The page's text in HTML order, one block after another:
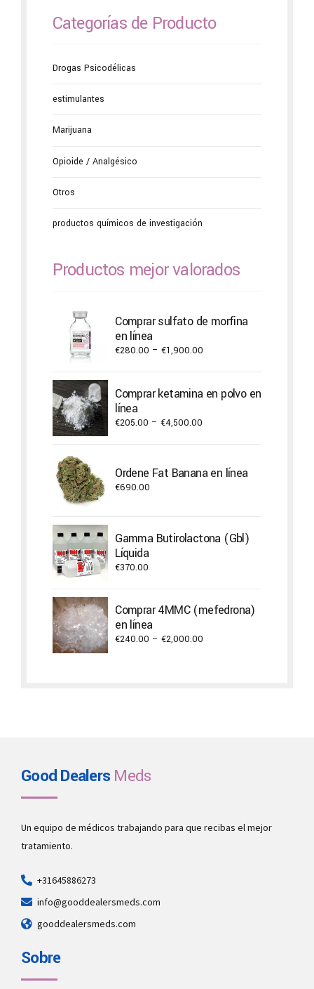
Categorías de Producto
Drogas Psicodélicas
estimulantes
Marijuana
Opioide / Analgésico
Otros
productos químicos de investigación
Productos mejor valorados
Comprar sulfato de morfina
en línea
€280.00 – €1,900.00
through
Comprar ketamina en polvo en
línea
€205.00 – €4,500.00
through
€4,500.00
Ordene Fat Banana en línea
€690.00
Gamma Butirolactona (Gbl)
Líquida
€370.00
Comprar 4MMC (mefedrona)
en línea
€240.00 – €2,000.00
Good DealersMeds
Un equipo de médicos trabajando para que recibas el mejor
tratamiento.
+31645886273
info@gooddealersmeds.com
gooddealersmeds.com
Sobre